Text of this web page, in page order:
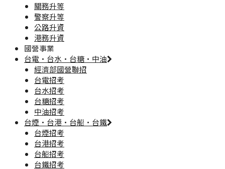
關務升等
警察升等
公路升資
港務升資
國營事業
台電·台水·台糖·中油
經濟部國營聯招
台電招考
台水招考
台糖招考
中油招考
台煙·台港·台船·台鐵
台煙招考
台港招考
台船招考
台鐵招考